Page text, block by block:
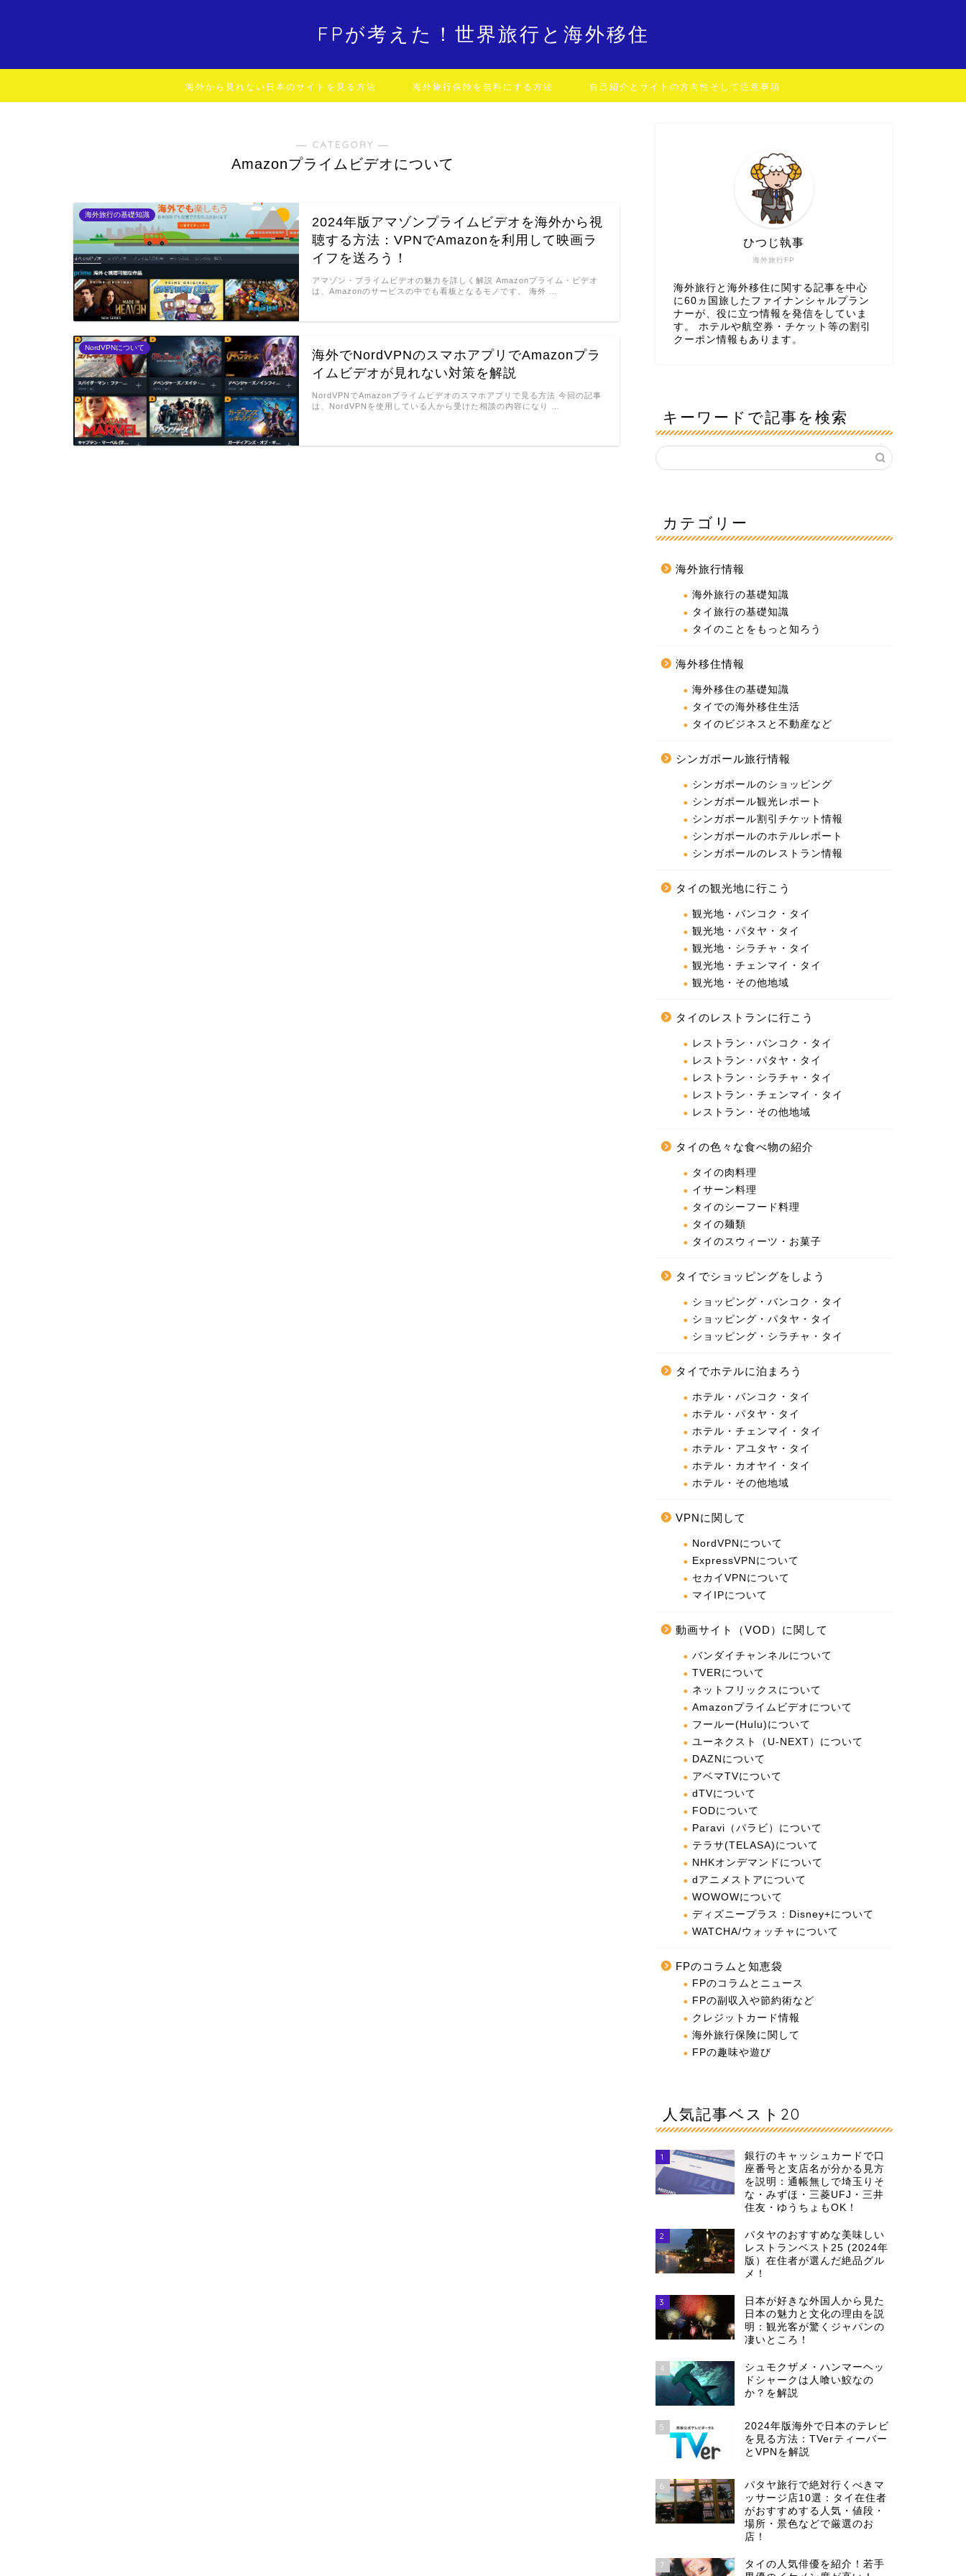
FPが考えた！世界旅行と海外移住
海外から見れない日本のサイトを見る方法 海外旅行保険を無料にする方法 自己紹介とサイトの方向性そして注意事項
― CATEGORY ―
Amazonプライムビデオについて
海外旅行の基礎知識
2024年版アマゾンプライムビデオを海外から視
聴する方法：VPNでAmazonを利用して映画ラ
イフを送ろう！
アマゾン・プライムビデオの魅力を詳しく解説 Amazonプライム・ビデオ
は、Amazonのサービスの中でも看板となるモノです。 海外 …
NordVPNについて
海外でNordVPNのスマホアプリでAmazonプラ
イムビデオが見れない対策を解説
NordVPNでAmazonプライムビデオのスマホアプリで見る方法 今回の記事
は、NordVPNを使用している人から受けた相談の内容になり …
海外旅行FP
ひつじ執事
海外旅行と海外移住に関する記事を中心
に60ヵ国旅したファイナンシャルプラン
ナーが、役に立つ情報を発信をしていま
す。 ホテルや航空券・チケット等の割引
クーポン情報もあります。
キーワードで記事を検索
カテゴリー
海外旅行情報
海外旅行の基礎知識
タイ旅行の基礎知識
タイのことをもっと知ろう
海外移住情報
海外移住の基礎知識
タイでの海外移住生活
タイのビジネスと不動産など
シンガポール旅行情報
シンガポールのショッピング
シンガポール観光レポート
シンガポール割引チケット情報
シンガポールのホテルレポート
シンガポールのレストラン情報
タイの観光地に行こう
観光地・バンコク・タイ
観光地・パタヤ・タイ
観光地・シラチャ・タイ
観光地・チェンマイ・タイ
観光地・その他地域
タイのレストランに行こう
レストラン・バンコク・タイ
レストラン・パタヤ・タイ
レストラン・シラチャ・タイ
レストラン・チェンマイ・タイ
レストラン・その他地域
タイの色々な食べ物の紹介
タイの肉料理
イサーン料理
タイのシーフード料理
タイの麺類
タイのスウィーツ・お菓子
タイでショッピングをしよう
ショッピング・バンコク・タイ
ショッピング・パタヤ・タイ
ショッピング・シラチャ・タイ
タイでホテルに泊まろう
ホテル・バンコク・タイ
ホテル・パタヤ・タイ
ホテル・チェンマイ・タイ
ホテル・アユタヤ・タイ
ホテル・カオヤイ・タイ
ホテル・その他地域
VPNに関して
NordVPNについて
ExpressVPNについて
セカイVPNについて
マイIPについて
動画サイト（VOD）に関して
バンダイチャンネルについて
TVERについて
ネットフリックスについて
Amazonプライムビデオについて
フールー(Hulu)について
ユーネクスト（U-NEXT）について
DAZNについて
アベマTVについて
dTVについて
FODについて
Paravi（パラビ）について
テラサ(TELASA)について
NHKオンデマンドについて
dアニメストアについて
WOWOWについて
ディズニープラス：Disney+について
WATCHA/ウォッチャについて
FPのコラムと知恵袋
FPのコラムとニュース
FPの副収入や節約術など
クレジットカード情報
海外旅行保険に関して
FPの趣味や遊び
人気記事ベスト20
1
銀行のキャッシュカードで口
座番号と支店名が分かる見方
を説明：通帳無しで埼玉りそ
な・みずほ・三菱UFJ・三井
住友・ゆうちょもOK！
2
パタヤのおすすめな美味しい
レストランベスト25 (2024年
版）在住者が選んだ絶品グル
メ！
3
日本が好きな外国人から見た
日本の魅力と文化の理由を説
明：観光客が驚くジャパンの
凄いところ！
4
シュモクザメ・ハンマーヘッ
ドシャークは人喰い鮫なの
か？を解説
5
2024年版海外で日本のテレビ
を見る方法：TVerティーバー
とVPNを解説
6
パタヤ旅行で絶対行くべきマ
ッサージ店10選：タイ在住者
がおすすめする人気・値段・
場所・景色などで厳選のお
店！
7
タイの人気俳優を紹介！若手